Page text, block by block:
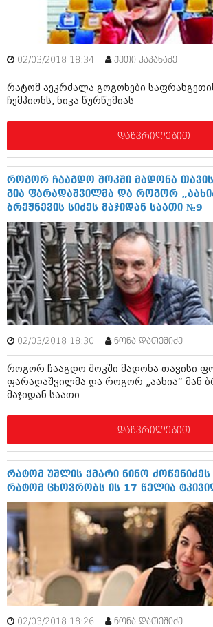
იანვარი 2016 (206)
დეკემბერი 2015 (207)
ნოემბერი 2015 (264)
სექტემბერი 2015 (215)
აგვისტო 2015 (286)
ივლისი 2015 (173)
ივნისი 2015 (261)
აპრილი 2015 (208)
თებერვალი 2015 (286)
იანვარი 2015 (247)
დეკემბერი 2014 (342)
ნოემბერი 2014 (290)
სექტემბერი 2014 (394)
აგვისტო 2014 (248)
ივლისი 2014 (313)
ივნისი 2014 (366)
მაისი 2014 (313)
აპრილი 2014 (290)
მარტი 2014 (413)
თებერვალი 2014 (318)
იანვარი 2014 (297)
დეკემბერი 2013 (365)
ნოემბერი 2013 (279)
ოქტომბერი 2013 (256)
სექტემბერი 2013 (368)
ივნისი 2013 (212)
მაისი 2013 (259)
აპრილი 2013 (304)
მარტი 2013 (352)
თებერვალი 2013 (204)
იანვარი 2013 (334)
დეკემბერი 2012 (98)
ნოემბერი 2012 (295)
ოქტომბერი 2012 (350)
სექტემბერი 2012 (264)
აგვისტო 2012 (268)
ივლისი 2012 (322)
ივნისი 2012 (282)
02/03/2018 18:34 ქეთი კაპანაძე
რატომ აეკრძალა გოგონები
ჩემპიონს, ნიკა წურწუმიას
დაწვრილებით
როგორ ჩააგდო შოკში მადონა
გია ფარადაშვილმა და როგორ
ბრეჟნევის სიძეს მაჯიდან საათი №9
02/03/2018 18:30 ნონა დათეშიძე
როგორ ჩააგდო შოკში მადონა თავისი
ფარადაშვილმა და როგორ „აახია“ მან
მაჯიდან საათი
დაწვრილებით
რატომ უშლის ქმარი ნინო ძოწენიძეს
რატომ ცხოვრობს ის 17 წელია
02/03/2018 18:26 ნონა დათეშიძე